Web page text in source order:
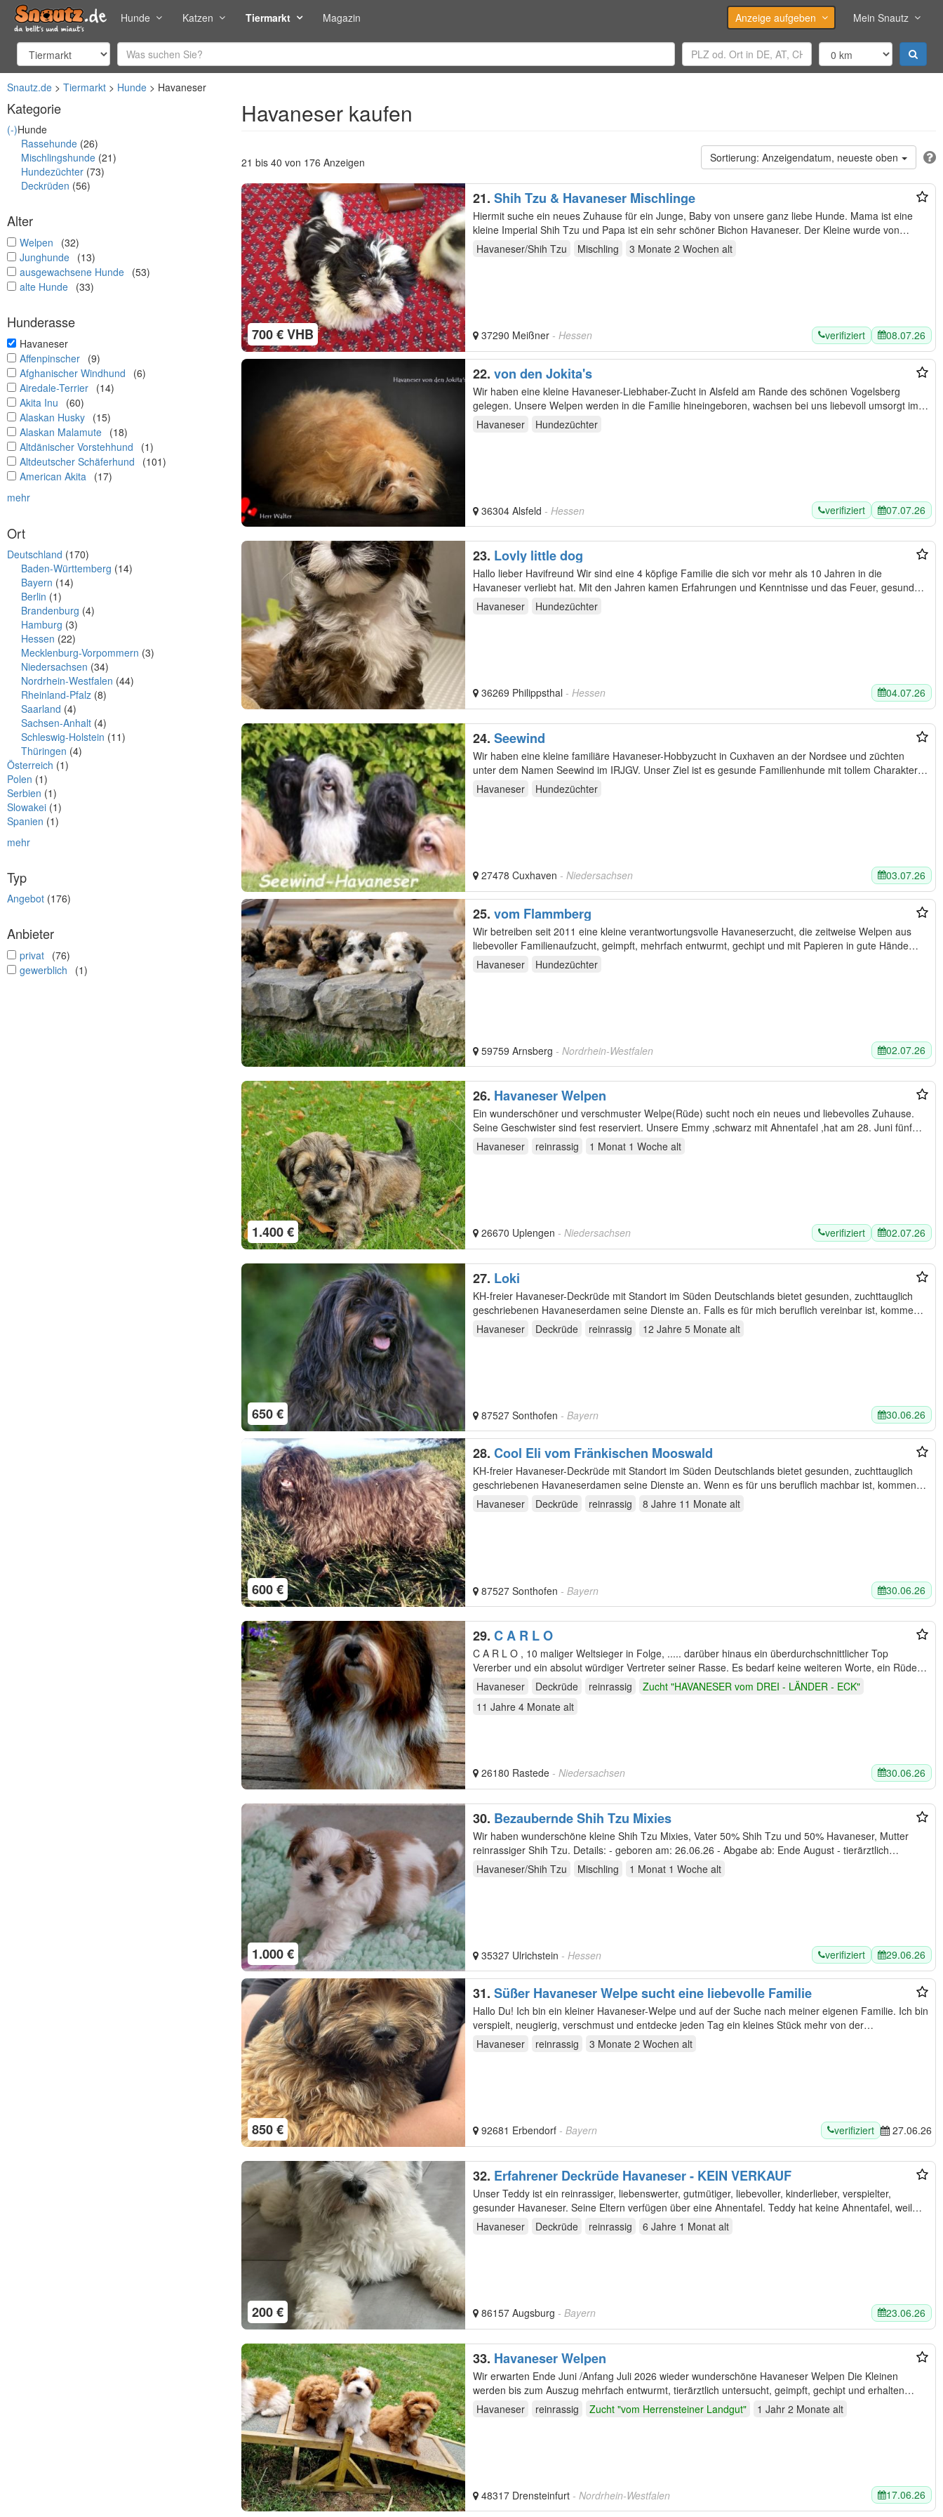
Hunde Katzen Tiermarkt Magazin Anzeige aufgeben Mein Snautz
Snautz.de Tiermarkt Hunde Havaneser
Kategorie
(-)Hunde
Rassehunde (26)
Mischlingshunde (21)
Hundezüchter (73)
Deckrüden (56)
Alter
undefined
Welpen
(32)
undefined
Junghunde (13)
undefined
ausgewachsene Hunde (53)
undefined
alte Hunde (33)
Hunderasse
undefined
Havaneser
undefined
Affenpinscher (9)
undefined
Afghanischer Windhund
(6)
undefined
Airedale-Terrier (14)
undefined
Akita Inu
(60)
undefined
Alaskan Husky (15)
undefined
Alaskan Malamute (18)
undefined
Altdänischer Vorstehhund
(1)
undefined
Altdeutscher Schäferhund
(101)
undefined
American Akita (17)
mehr
Ort
Deutschland (170)
Baden-Württemberg (14)
Bayern (14)
Berlin (1)
Brandenburg (4)
Hamburg (3)
Hessen (22)
Mecklenburg-Vorpommern (3)
Niedersachsen (34)
Nordrhein-Westfalen (44)
Rheinland-Pfalz (8)
Saarland (4)
Sachsen-Anhalt (4)
Schleswig-Holstein (11)
Thüringen (4)
Österreich (1)
Polen (1)
Serbien (1)
Slowakei (1)
Spanien (1)
mehr
Typ
Angebot (176)
Anbieter
undefined
privat (76)
undefined
gewerblich (1)
Havaneser kaufen
Anzeigendatum, neueste oben
21 bis 40 von 176 Anzeigen
21. Shih Tzu & Havaneser Mischlinge
700 € VHB
Hiermit suche ein neues Zuhause für ein Junge, Baby von unsere ganz liebe Hunde. Mama ist eine
kleine Imperial Shih Tzu und Papa ist ein sehr schöner Bichon Havaneser. Der Kleine wurde von…
Havaneser/Shih Tzu
Mischling 3 Monate 2 Wochen alt
37290 Meißner - Hessen verifiziert 08.07.26
22. von den Jokita's
Wir haben eine kleine Havaneser-Liebhaber-Zucht in Alsfeld am Rande des schönen Vogelsberg
gelegen. Unsere Welpen werden in die Familie hineingeboren, wachsen bei uns liebevoll umsorgt im
Haus,…
Havaneser Hundezüchter
36304 Alsfeld - Hessen verifiziert 07.07.26
23. Lovly little dog
Hallo lieber Havifreund Wir sind eine 4 köpfige Familie die sich vor mehr als 10 Jahren in die
Havaneser verliebt hat. Mit den Jahren kamen Erfahrungen und Kenntnisse und das Feuer, gesunde,
…
Havaneser Hundezüchter
36269 Philippsthal - Hessen 04.07.26
24. Seewind
Wir haben eine kleine familiäre Havaneser-Hobbyzucht in Cuxhaven an der Nordsee und züchten
unter dem Namen Seewind im IRJGV. Unser Ziel ist es gesunde Familienhunde mit tollem Charakter
zu züchten…
Havaneser Hundezüchter
27478 Cuxhaven - Niedersachsen 03.07.26
25. vom Flammberg
Wir betreiben seit 2011 eine kleine verantwortungsvolle Havaneserzucht, die zeitweise Welpen aus
liebevoller Familienaufzucht, geimpft, mehrfach entwurmt, gechipt und mit Papieren in gute Hände…
Havaneser
Hundezüchter
59759 Arnsberg - Nordrhein-Westfalen 02.07.26
26. Havaneser Welpen
1.400 €
Ein wunderschöner und verschmuster Welpe(Rüde) sucht noch ein neues und liebevolles Zuhause.
Seine Geschwister sind fest reserviert. Unsere Emmy ,schwarz mit Ahnentafel ,hat am 28. Juni fünf…
Havaneser
reinrassig 1 Monat 1 Woche alt
26670 Uplengen - Niedersachsen verifiziert 02.07.26
27. Loki
650 €
KH-freier Havaneser-Deckrüde mit Standort im Süden Deutschlands bietet gesunden, zuchttauglich
geschriebenen Havaneserdamen seine Dienste an. Falls es für mich beruflich vereinbar ist, kommen
wir…
Havaneser Deckrüde reinrassig 12 Jahre 5 Monate alt
87527 Sonthofen - Bayern 30.06.26
28. Cool Eli vom Fränkischen Mooswald
600 €
KH-freier Havaneser-Deckrüde mit Standort im Süden Deutschlands bietet gesunden, zuchttauglich
geschriebenen Havaneserdamen seine Dienste an. Wenn es für uns beruflich machbar ist, kommen
wir auch…
Havaneser Deckrüde reinrassig 8 Jahre 11 Monate alt
87527 Sonthofen - Bayern 30.06.26
29. C A R L O
C A R L O , 10 maliger Weltsieger in Folge, ..... darüber hinaus ein überdurchschnittlicher Top
Vererber und ein absolut würdiger Vertreter seiner Rasse. Es bedarf keine weiteren Worte, ein Rüde…
Havaneser
Deckrüde reinrassig
Zucht "HAVANESER vom DREI - LÄNDER - ECK"
11 Jahre 4 Monate alt
26180 Rastede - Niedersachsen 30.06.26
30. Bezaubernde Shih Tzu Mixies
1.000 €
Wir haben wunderschöne kleine Shih Tzu Mixies, Vater 50% Shih Tzu und 50% Havaneser, Mutter
reinrassiger Shih Tzu. Details: - geboren am: 26.06.26 - Abgabe ab: Ende August - tierärztlich…
Havaneser/Shih Tzu
Mischling 1 Monat 1 Woche alt
35327 Ulrichstein - Hessen verifiziert 29.06.26
31. Süßer Havaneser Welpe sucht eine liebevolle Familie
850 €
Hallo Du! Ich bin ein kleiner Havaneser-Welpe und auf der Suche nach meiner eigenen Familie. Ich bin
verspielt, neugierig, verschmust und entdecke jeden Tag ein kleines Stück mehr von der…
Havaneser
reinrassig 3 Monate 2 Wochen alt
92681 Erbendorf - Bayern verifiziert 27.06.26
32. Erfahrener Deckrüde Havaneser - KEIN VERKAUF
200 €
Unser Teddy ist ein reinrassiger, liebenswerter, gutmütiger, liebevoller, kinderlieber, verspielter,
gesunder Havaneser. Seine Eltern verfügen über eine Ahnentafel. Teddy hat keine Ahnentafel, weil…
Havaneser
Deckrüde reinrassig 6 Jahre 1 Monat alt
86157 Augsburg - Bayern 23.06.26
33. Havaneser Welpen
Wir erwarten Ende Juni /Anfang Juli 2026 wieder wunderschöne Havaneser Welpen Die Kleinen
werden bis zum Auszug mehrfach entwurmt, tierärztlich untersucht, geimpft, gechipt und erhalten…
Havaneser
reinrassig Zucht "vom Herrensteiner Landgut" 1 Jahr 2 Monate alt
48317 Drensteinfurt - Nordrhein-Westfalen 17.06.26